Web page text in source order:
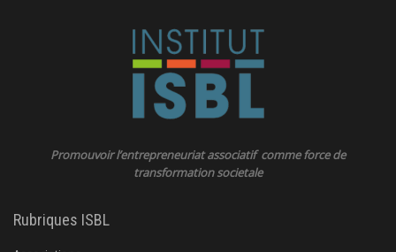
Promouvoir l’entrepreneuriat associatif comme force de
transformation societale
Rubriques ISBL